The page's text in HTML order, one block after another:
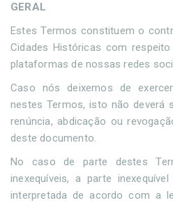
GERAL
Estes Termos constituem o
Cidades Históricas com
plataformas de nossas redes
Caso nós deixemos de
nestes Termos, isto não deverá
renúncia, abdicação ou
deste documento.
No caso de parte destes
inexequíveis, a parte
interpretada de acordo com a